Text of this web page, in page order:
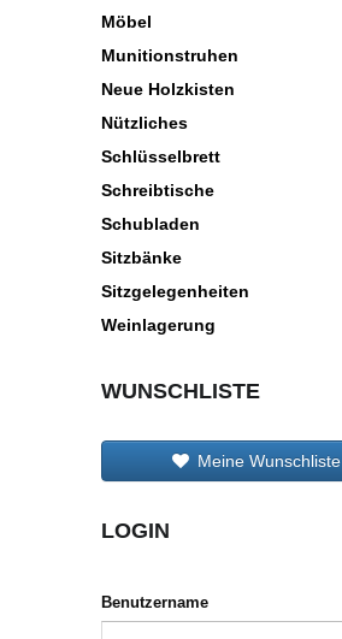
Möbel
Munitionstruhen
Neue Holzkisten
Nützliches
Schlüsselbrett
Schreibtische
Schubladen
Sitzbänke
Sitzgelegenheiten
Weinlagerung
WUNSCHLISTE
Meine Wunschliste
LOGIN
Benutzername